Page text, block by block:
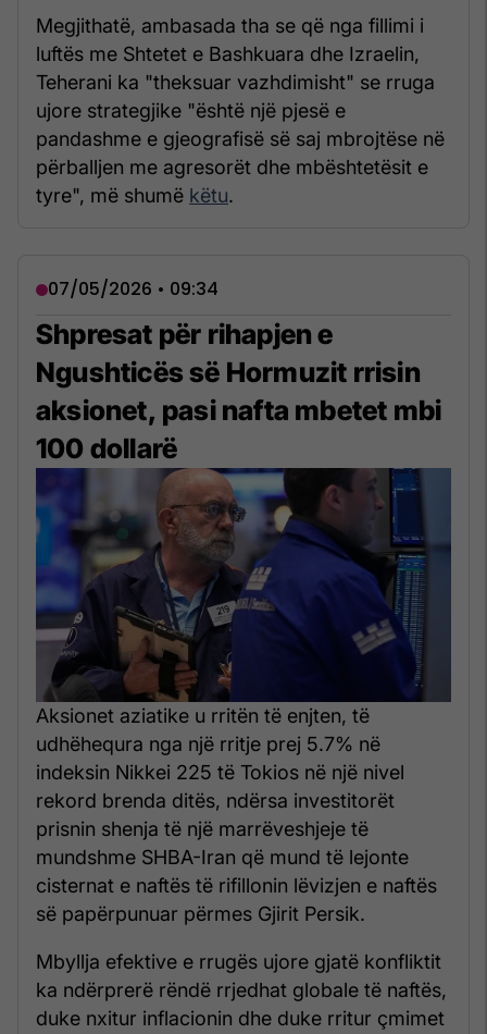
Megjithatë, ambasada tha se që nga fillimi i
luftës me Shtetet e Bashkuara dhe Izraelin,
Teherani ka "theksuar vazhdimisht" se rruga
ujore strategjike "është një pjesë e
pandashme e gjeografisë së saj mbrojtëse në
përballjen me agresorët dhe mbështetësit e
tyre", më shumë këtu.
07/05/2026 • 09:34
Shpresat për rihapjen e
Ngushticës së Hormuzit rrisin
aksionet, pasi nafta mbetet mbi
100 dollarë
Aksionet aziatike u rritën të enjten, të
udhëhequra nga një rritje prej 5.7% në
indeksin Nikkei 225 të Tokios në një nivel
rekord brenda ditës, ndërsa investitorët
prisnin shenja të një marrëveshjeje të
mundshme SHBA-Iran që mund të lejonte
cisternat e naftës të rifillonin lëvizjen e naftës
së papërpunuar përmes Gjirit Persik.
Mbyllja efektive e rrugës ujore gjatë konfliktit
ka ndërprerë rëndë rrjedhat globale të naftës,
duke nxitur inflacionin dhe duke rritur çmimet